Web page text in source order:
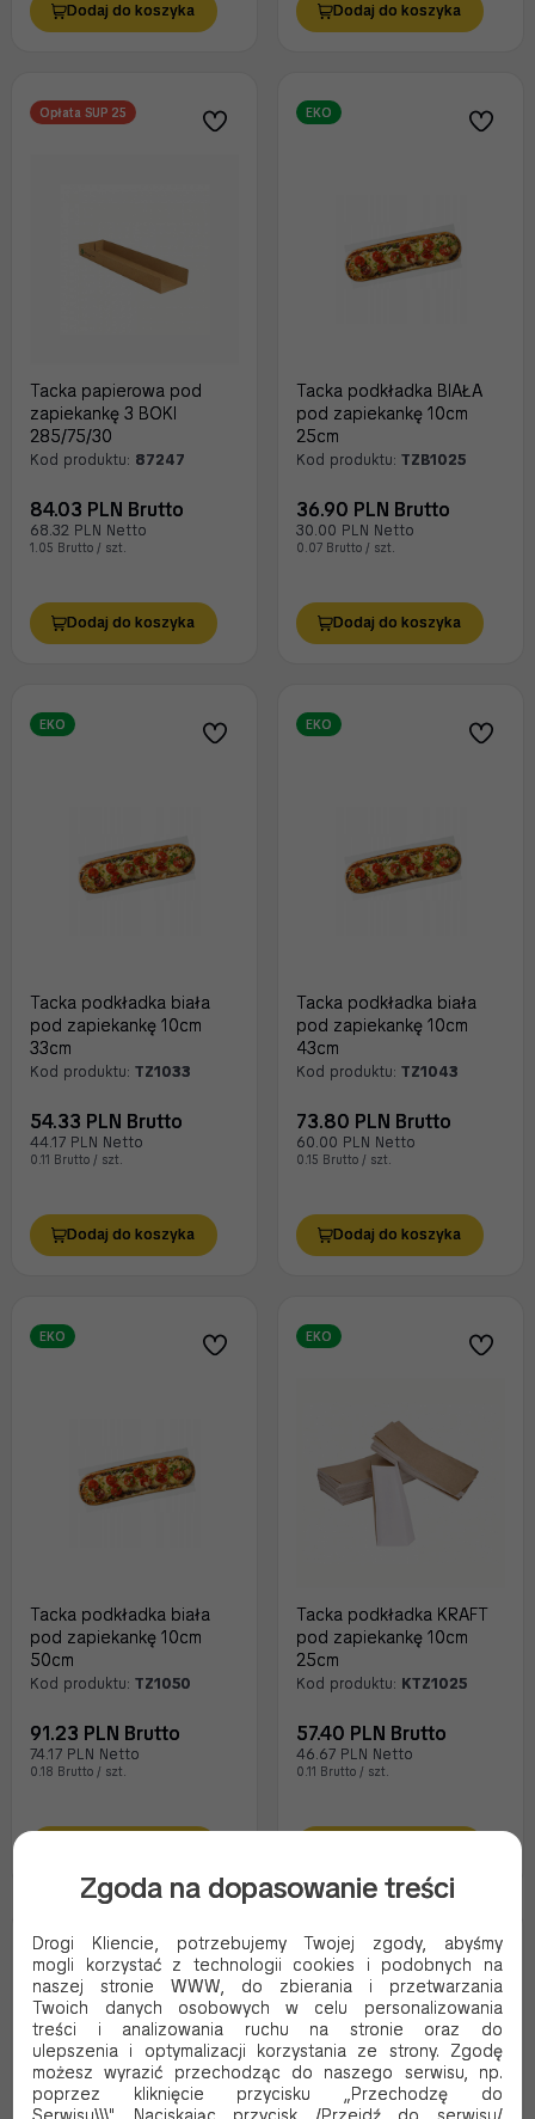
Dodaj do koszyka Dodaj do koszyka
Opłata SUP 25
Tacka papierowa pod
zapiekankę 3 BOKI
285/75/30
Kod produktu: 87247
84.03 PLN Brutto
68.32 PLN Netto
1.05 Brutto / szt.
Dodaj do koszyka
EKO
Tacka podkładka BIAŁA
pod zapiekankę 10cm
25cm
Kod produktu: TZB1025
36.90 PLN Brutto
30.00 PLN Netto
0.07 Brutto / szt.
Dodaj do koszyka
EKO
Tacka podkładka biała
pod zapiekankę 10cm
33cm
Kod produktu: TZ1033
54.33 PLN Brutto
44.17 PLN Netto
0.11 Brutto / szt.
Dodaj do koszyka
EKO
Tacka podkładka biała
pod zapiekankę 10cm
43cm
Kod produktu: TZ1043
73.80 PLN Brutto
60.00 PLN Netto
0.15 Brutto / szt.
Dodaj do koszyka
EKO
Tacka podkładka biała
pod zapiekankę 10cm
50cm
Kod produktu: TZ1050
91.23 PLN Brutto
74.17 PLN Netto
0.18 Brutto / szt.
EKO
Tacka podkładka KRAFT
pod zapiekankę 10cm
25cm
Kod produktu: KTZ1025
57.40 PLN Brutto
46.67 PLN Netto
0.11 Brutto / szt.
EKO EKO
Zgoda na dopasowanie treści
Drogi Kliencie, potrzebujemy Twojej zgody, abyśmy
mogli korzystać z technologii cookies i podobnych na
naszej stronie WWW, do zbierania i przetwarzania
Twoich danych osobowych w celu personalizowania
treści i analizowania ruchu na stronie oraz do
ulepszenia i optymalizacji korzystania ze strony. Zgodę
możesz wyrazić przechodząc do naszego serwisu, np.
poprzez kliknięcie przycisku „Przechodzę do